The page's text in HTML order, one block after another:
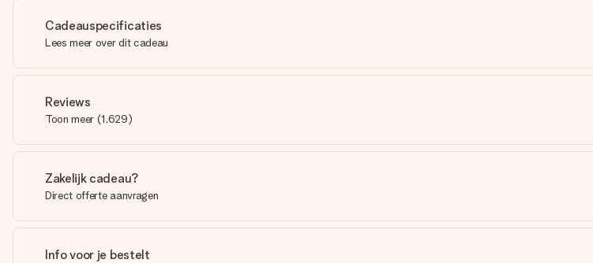
Cadeauspecificaties
Lees meer over dit cadeau
Reviews
Toon meer (1,629)
Zakelijk cadeau?
Direct offerte aanvragen
Info voor je bestelt